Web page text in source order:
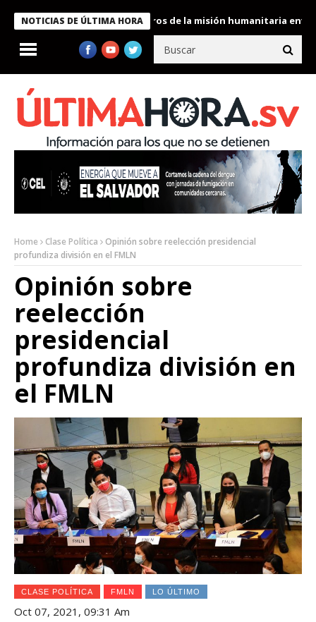
NOTICIAS DE ÚLTIMA HORA
condecora a miembros de la misión humanitaria enviada a
Home Clase Política
Opinión sobre reelección presidencial
profundiza división en el FMLN
Opinión sobre
reelección
presidencial
profundiza división en
el FMLN
CLASE POLÍTICA FMLN LO ÚLTIMO
Oct 07, 2021, 09:31 Am